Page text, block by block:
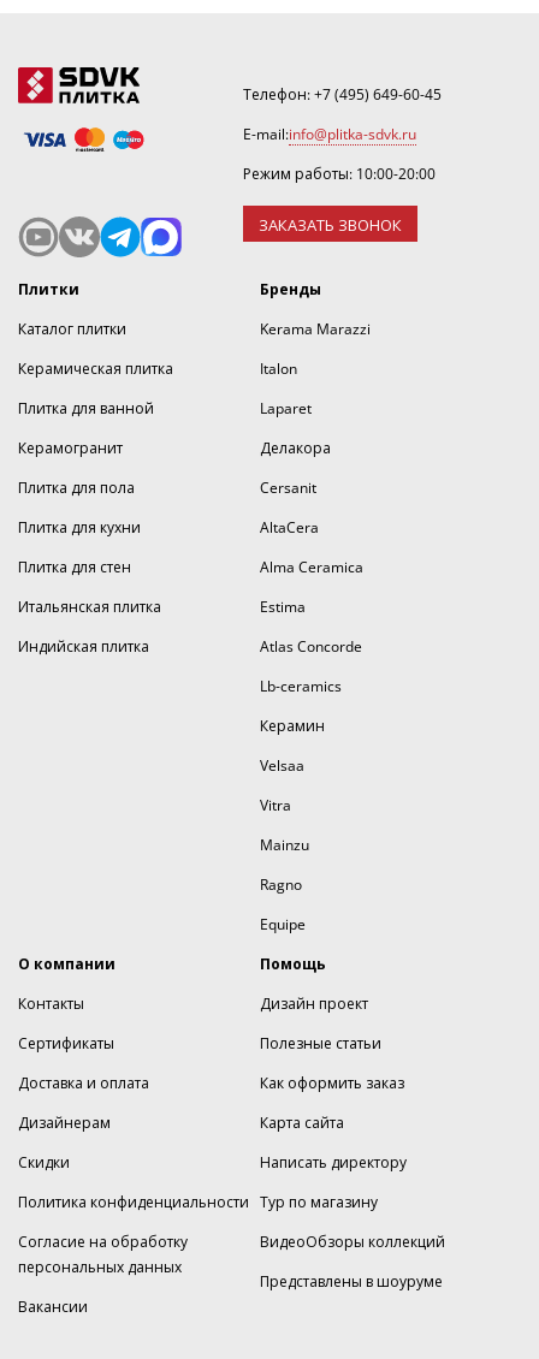
Телефон:+7 (495) 649-60-45
E-mail:info@plitka-sdvk.ru
Режим работы: 10:00-20:00
ЗАКАЗАТЬ ЗВОНОК
Плитки
Каталог плитки
Керамическая плитка
Плитка для ванной
Керамогранит
Плитка для пола
Плитка для кухни
Плитка для стен
Итальянская плитка
Индийская плитка
Бренды
Kerama Marazzi
Italon
Laparet
Делакора
Cersanit
AltaCera
Alma Ceramica
Estima
Atlas Concorde
Lb-ceramics
Керамин
Velsaa
Vitra
Mainzu
Ragno
Equipe
О компании
Контакты
Сертификаты
Доставка и оплата
Дизайнерам
Скидки
Политика конфиденциальности
Согласие на обработку
персональных данных
Вакансии
Помощь
Дизайн проект
Полезные статьи
Как оформить заказ
Карта сайта
Написать директору
Тур по магазину
ВидеоОбзоры коллекций
Представлены в шоуруме